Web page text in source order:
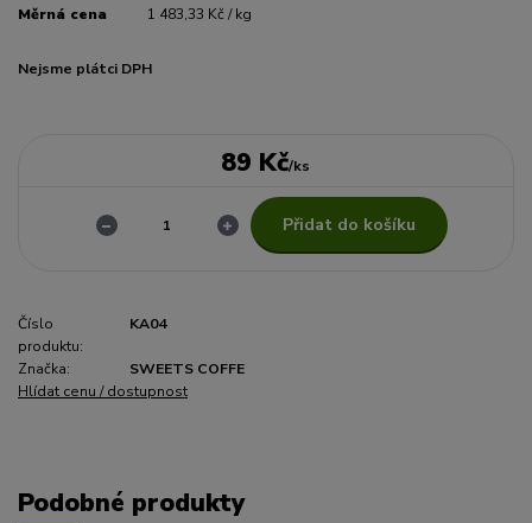
Měrná cena 1 483,33 Kč / kg
Nejsme plátci DPH
89 Kč/ks
Přidat do košíku
Číslo
produktu:
KA04
Značka:
SWEETS COFFE
Hlídat cenu / dostupnost
Podobné produkty